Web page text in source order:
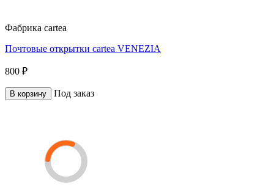
Фабрика cartea
Почтовые открытки cartea VENEZIA
800 ₽
В корзину Под заказ